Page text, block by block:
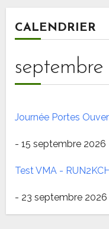
CALENDRIER
Journée Portes
- 15 septembre 2026
Test VMA -
- 23 septembre 2026